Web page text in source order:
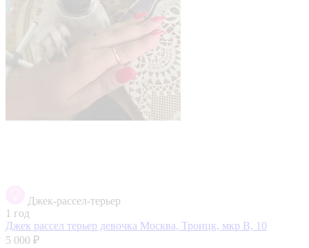
Джек-рассел-терьер
1 год
Джек рассел терьер девочка Москва, Троицк, мкр В, 10
5 000 ₽